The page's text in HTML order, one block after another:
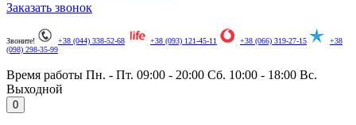
Заказать звонок
Звоните! +38 (044) 338-52-68 +38 (093) 121-45-11 +38 (066) 319-27-15
+38
(098) 298-35-99
Время работы Пн. - Пт. 09:00 - 20:00 Сб. 10:00 - 18:00 Вс.
Выходной
0